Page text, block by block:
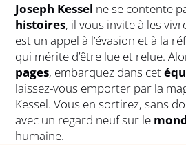
Joseph Kessel ne se contente
histoires, il vous invite à les
est un appel à l’évasion et à la
qui mérite d’être lue et relue.
pages, embarquez dans cet
laissez-vous emporter par la
Kessel. Vous en sortirez, sans
avec un regard neuf sur le
humaine.